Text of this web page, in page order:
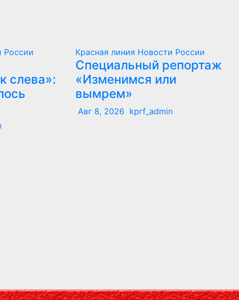
России
слева»:
Красная линия Новости России
Специальный репортаж
«Изменимся или
вымрем»
Авг 8, 2026 kprf_admin